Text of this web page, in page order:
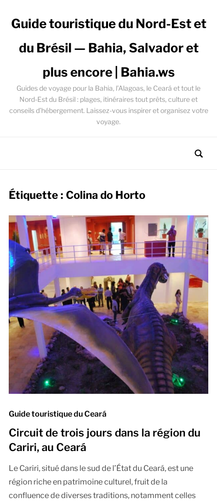
Guide touristique du Nord-Est et
du Brésil — Bahia, Salvador et
plus encore | Bahia.ws
Guides de voyage pour la Bahia, l’Alagoas, le Ceará et tout le
Nord-Est du Brésil : plages, itinéraires tout prêts, culture et
conseils d’hébergement. Laissez-vous inspirer et organisez votre
voyage.
Étiquette : Colina do Horto
Guide touristique du Ceará
Circuit de trois jours dans la région du
Cariri, au Ceará
Le Cariri, situé dans le sud de l’État du Ceará, est une
région riche en patrimoine culturel, fruit de la
confluence de diverses traditions, notamment celles